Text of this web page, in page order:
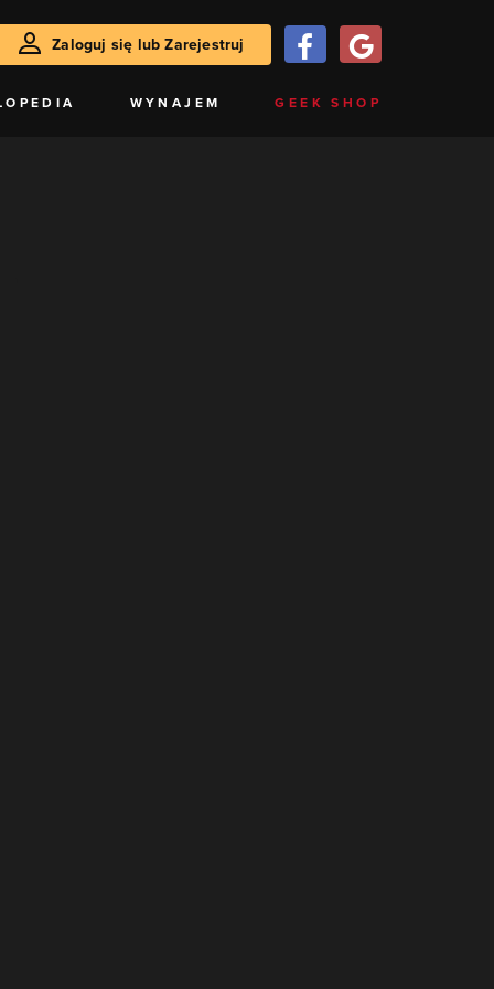
Zaloguj się lub Zarejestruj
WYNAJEM GEEK SHOP